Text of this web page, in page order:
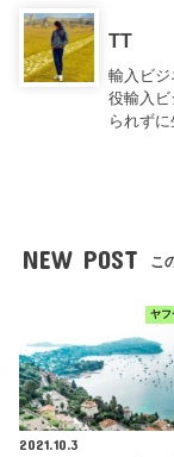
TT
輸入ビ
役輸入
られず
NEW POST こ
ヤフ
2021.10.3